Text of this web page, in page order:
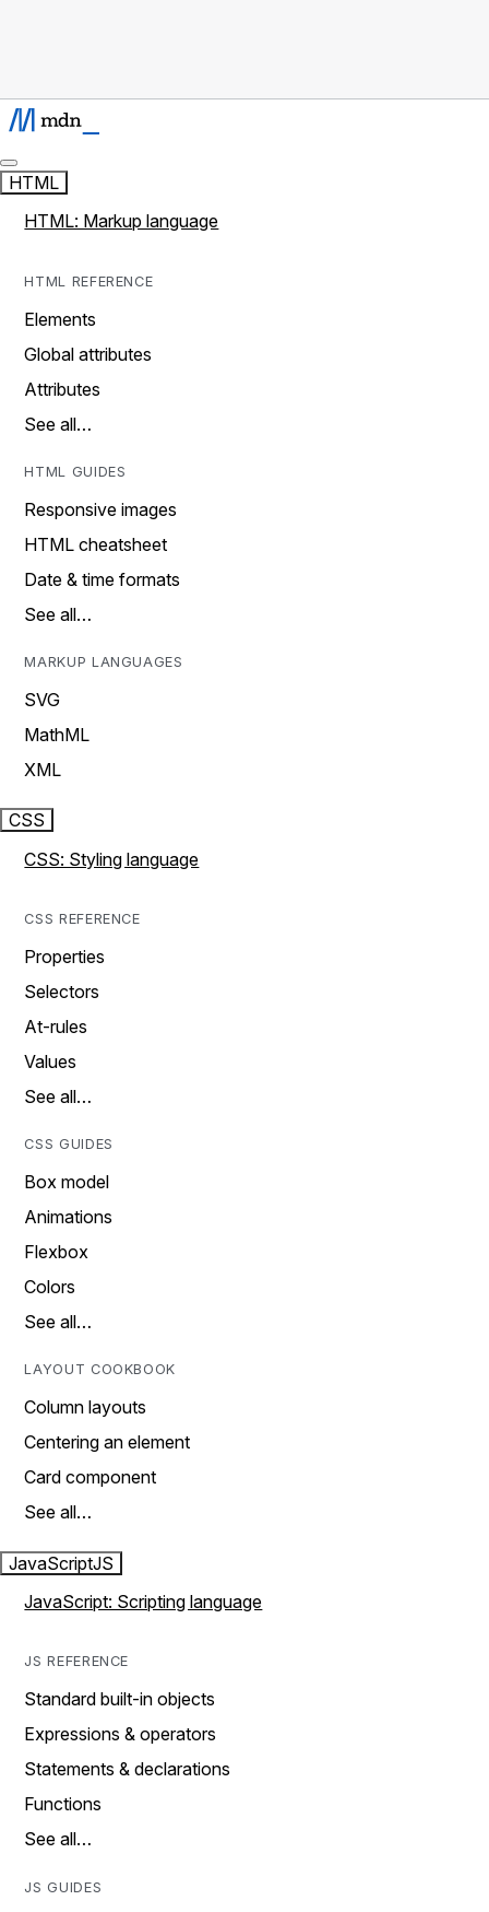
HTML
HTML: Markup language
HTML REFERENCE
Elements
Global attributes
Attributes
See all…
HTML GUIDES
Responsive images
HTML cheatsheet
Date & time formats
See all…
MARKUP LANGUAGES
SVG
MathML
XML
CSS
CSS: Styling language
CSS REFERENCE
Properties
Selectors
At-rules
Values
See all…
CSS GUIDES
Box model
Animations
Flexbox
Colors
See all…
LAYOUT COOKBOOK
Column layouts
Centering an element
Card component
See all…
JavaScriptJS
JavaScript: Scripting language
JS REFERENCE
Standard built-in objects
Expressions & operators
Statements & declarations
Functions
See all…
JS GUIDES